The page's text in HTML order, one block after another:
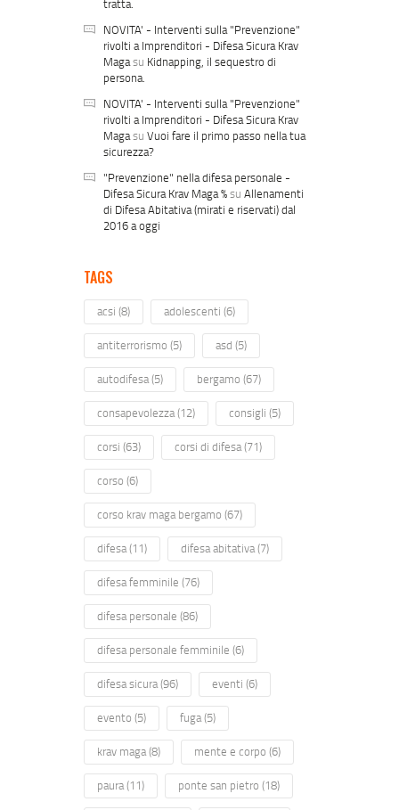
tratta.
NOVITA' - Interventi sulla "Prevenzione"
rivolti a Imprenditori - Difesa Sicura Krav
Magasu Kidnapping, il sequestro di
persona.
NOVITA' - Interventi sulla "Prevenzione"
rivolti a Imprenditori - Difesa Sicura Krav
MagasuVuoi fare il primo passo nella tua
sicurezza?
"Prevenzione" nella difesa personale -
Difesa Sicura Krav Maga %suAllenamenti
di Difesa Abitativa (mirati e riservati) dal
2016 a oggi
TAGS
acsi (8) adolescenti (6)
antiterrorismo (5) asd (5)
autodifesa(5) bergamo (67)
consapevolezza(12) consigli (5)
corsi (63) corsi di difesa(71)
corso (6)
corso krav maga bergamo (67)
difesa(11) difesa abitativa(7)
difesa femminile (76)
difesa personale (86)
difesa personale femminile (6)
difesa sicura(96) eventi (6)
evento (5) fuga(5)
krav maga(8) mente e corpo (6)
paura(11) ponte san pietro (18)